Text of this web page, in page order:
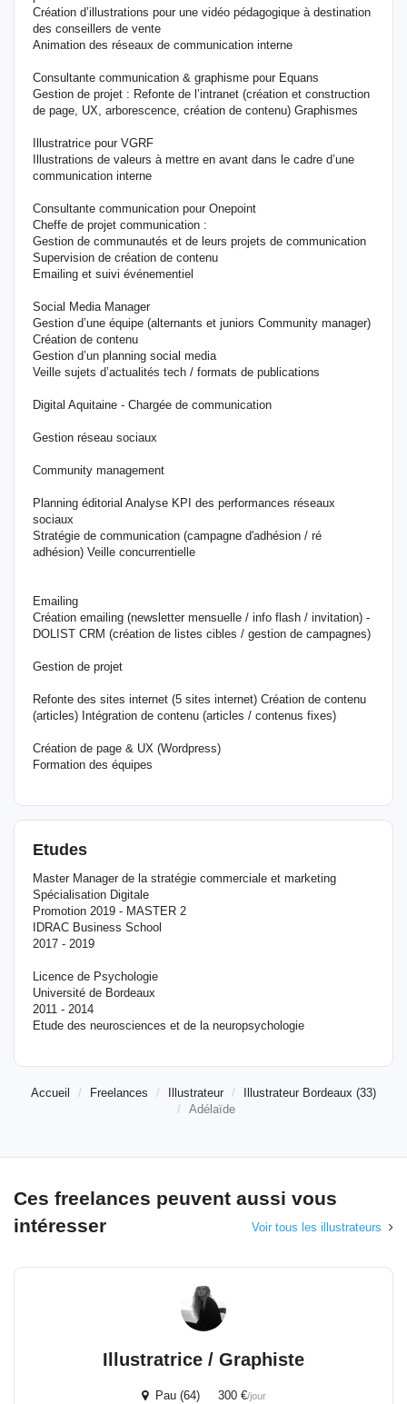
Création d’illustrations pour une vidéo pédagogique à destination
des conseillers de vente
Animation des réseaux de communication interne
Consultante communication & graphisme pour Equans
Gestion de projet : Refonte de l’intranet (création et construction
de page, UX, arborescence, création de contenu) Graphismes
Illustratrice pour VGRF
Illustrations de valeurs à mettre en avant dans le cadre d’une
communication interne
Consultante communication pour Onepoint
Cheffe de projet communication :
Gestion de communautés et de leurs projets de communication
Supervision de création de contenu
Emailing et suivi événementiel
Social Media Manager
Gestion d’une équipe (alternants et juniors Community manager)
Création de contenu
Gestion d’un planning social media
Veille sujets d’actualités tech / formats de publications
Digital Aquitaine - Chargée de communication
Gestion réseau sociaux
Community management
Planning éditorial Analyse KPI des performances réseaux
sociaux
Stratégie de communication (campagne d'adhésion / ré
adhésion) Veille concurrentielle
Emailing
Création emailing (newsletter mensuelle / info flash / invitation) -
DOLIST CRM (création de listes cibles / gestion de campagnes)
Gestion de projet
Refonte des sites internet (5 sites internet) Création de contenu
(articles) Intégration de contenu (articles / contenus fixes)
Création de page & UX (Wordpress)
Formation des équipes
Etudes
Master Manager de la stratégie commerciale et marketing
Spécialisation Digitale
Promotion 2019 - MASTER 2
IDRAC Business School
2017 - 2019
Licence de Psychologie
Université de Bordeaux
2011 - 2014
Etude des neurosciences et de la neuropsychologie
Accueil Freelances Illustrateur
Illustrateur Bordeaux (33)
Adélaïde
Ces freelances peuvent aussi vous
intéresser
Voir tous les illustrateurs
Illustratrice / Graphiste
Pau (64) 300 €/jour